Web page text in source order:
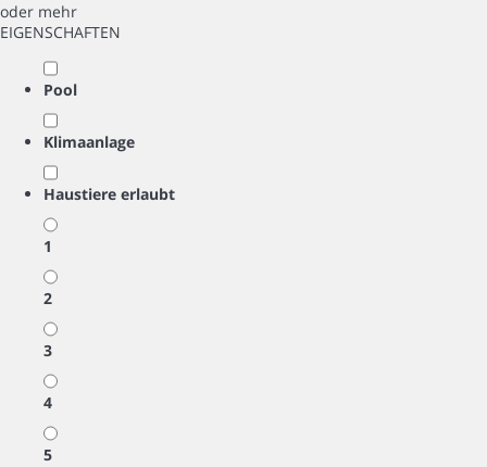
oder mehr
EIGENSCHAFTEN
Pool
Klimaanlage
Haustiere erlaubt
1
2
3
4
5